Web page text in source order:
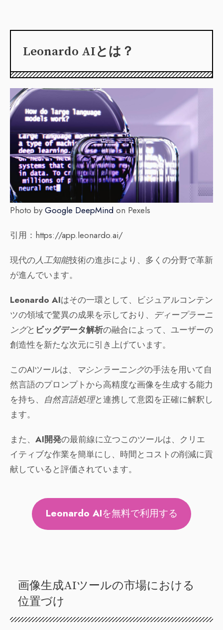
Leonardo AIとは？
Photo byGoogle DeepMind on Pexels
引用：https://app.leonardo.ai/
現代の人工知能技術の進歩により、多くの分野で革新
が進んでいます。
Leonardo AIはその一環として、ビジュアルコンテン
ツの領域で驚異の成果を示しており、 ディープラーニ
ングと ビッグデータ解析の融合によって、ユーザーの
創造性を新たな次元に引き上げています。
このAIツールは、 マシンラーニングの手法を用いて自
然言語のプロンプトから高精度な画像を生成する能力
を持ち、 自然言語処理と連携して意図を正確に解釈し
ます。
また、 AI開発の最前線に立つこのツールは、クリエ
イティブな作業を簡単にし、時間とコストの削減に貢
献していると評価されています。
Leonardo AIを無料で利用する
画像生成AIツールの市場における
位置づけ